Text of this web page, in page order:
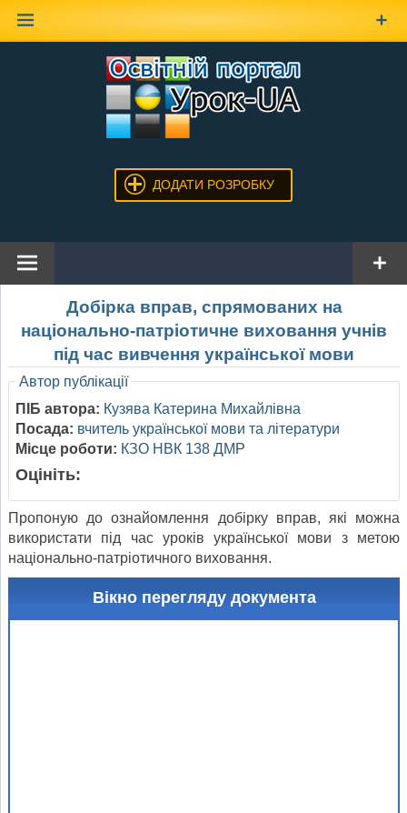
ДОДАТИ РОЗРОБКУ
Добірка вправ, спрямованих на
національно-патріотичне виховання учнів
під час вивчення української мови
Автор публікації
ПІБ автора: Кузява Катерина Михайлівна
Посада: вчитель української мови та літератури
Місце роботи: КЗО НВК 138 ДМР
Оцініть:
Пропоную до ознайомлення добірку вправ, які можна
використати під час уроків української мови з метою
національно-патріотичного виховання.
Вікно перегляду документа